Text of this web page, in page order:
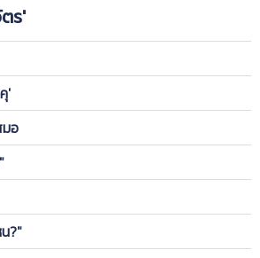
ร'
'
มอ
?"